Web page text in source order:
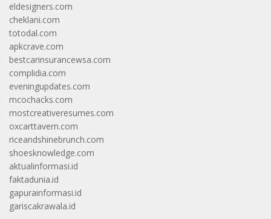
eldesigners.com
cheklani.com
totodal.com
apkcrave.com
bestcarinsurancewsa.com
complidia.com
eveningupdates.com
mcochacks.com
mostcreativeresumes.com
oxcarttavern.com
riceandshinebrunch.com
shoesknowledge.com
aktualinformasi.id
faktadunia.id
gapurainformasi.id
gariscakrawala.id